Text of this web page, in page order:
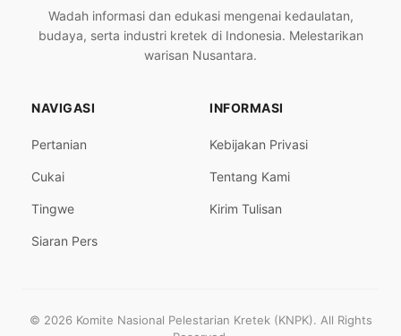
Wadah informasi dan edukasi mengenai kedaulatan,
budaya, serta industri kretek di Indonesia. Melestarikan
warisan Nusantara.
NAVIGASI
Pertanian
Cukai
Tingwe
Siaran Pers
INFORMASI
Kebijakan Privasi
Tentang Kami
Kirim Tulisan
© 2026 Komite Nasional Pelestarian Kretek (KNPK). All Rights